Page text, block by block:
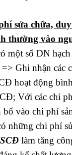
sửa chữa,
thường vào
một số DN
Ghi nhận các
hoạt động
Với các chi
bổ vào chi phí
những chi phí
làm tăng